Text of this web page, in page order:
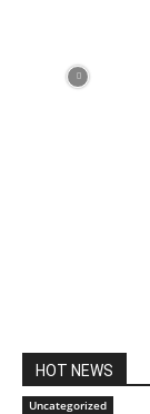
HOT NEWS
Uncategorized